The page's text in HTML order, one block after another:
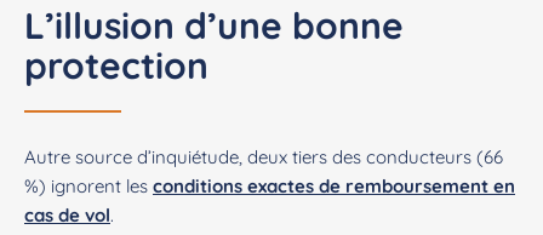
L’illusion d’une bonne
protection
Autre source d’inquiétude, deux tiers des conducteurs (66
%) ignorent les conditions exactes de remboursement en
cas de vol.